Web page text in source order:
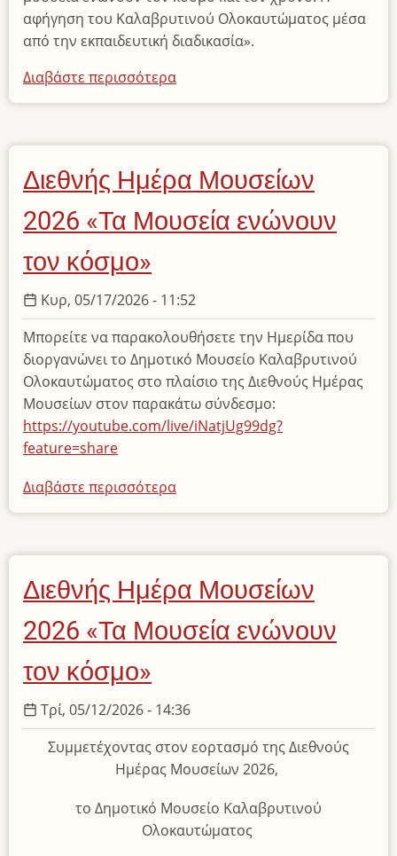
αφήγηση του Καλαβρυτινού Ολοκαυτώματος μέσα
από την εκπαιδευτική διαδικασία».
Διαβάστε περισσότερα
το
μουσεία
τον
κόσμο
και
Η
αφήγηση
του
Καλαβρυτινού
Ολοκαυτώματος
μέσα
από
Διεθνής Ημέρα Μουσείων
2026 «Τα Μουσεία ενώνουν
τον κόσμο»
Κυρ, 05/17/2026 - 11:52
Μπορείτε να παρακολουθήσετε την Ημερίδα που
διοργανώνει το Δημοτικό Μουσείο Καλαβρυτινού
Ολοκαυτώματος στο πλαίσιο της Διεθνούς Ημέρας
Μουσείων στον παρακάτω σύνδεσμο:
https://youtube.com/live/iNatjUg99dg?
feature=share
Διαβάστε περισσότερα
το
Ημέρα
2026
Μουσεία
κόσμο»
Διεθνής Ημέρα Μουσείων
2026 «Τα Μουσεία ενώνουν
τον κόσμο»
Τρί, 05/12/2026 - 14:36
Συμμετέχοντας στον εορτασμό της Διεθνούς
Ημέρας Μουσείων 2026,
το Δημοτικό Μουσείο Καλαβρυτινού
Ολοκαυτώματος